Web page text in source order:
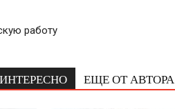
работу
ЕЩЕ ОТ АВТОРА